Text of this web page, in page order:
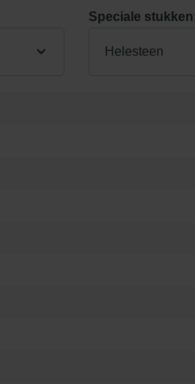
Speciale
Helesteen